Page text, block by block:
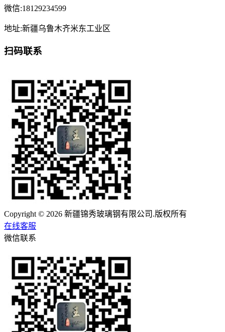
微信:18129234599
地址:新疆乌鲁木齐米东工业区
扫码联系
Copyright © 2026 新疆锦秀玻璃钢有限公司.版权所有
在线客服
微信联系